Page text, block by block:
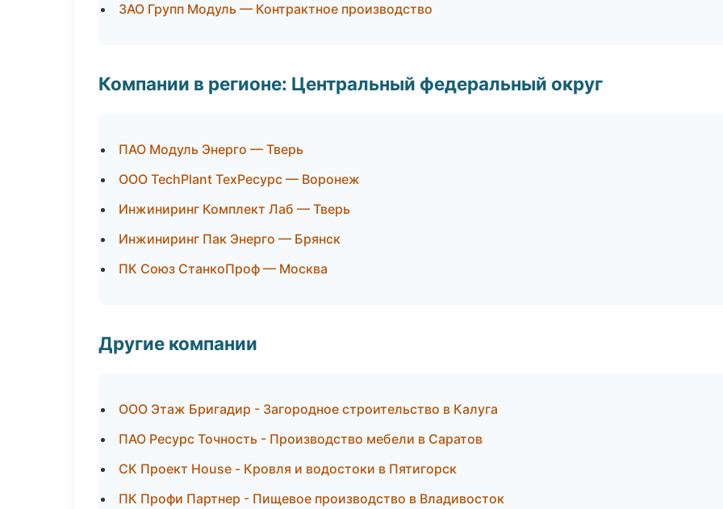
ЗАО Групп Модуль — Контрактное производство
Компании в регионе: Центральный федеральный округ
ПАО Модуль Энерго — Тверь
ООО TechPlant ТехРесурс — Воронеж
Инжиниринг Комплект Лаб — Тверь
Инжиниринг Пак Энерго — Брянск
ПК Союз СтанкоПроф — Москва
Другие компании
ООО Этаж Бригадир - Загородное строительство в Калуга
ПАО Ресурс Точность - Производство мебели в Саратов
СК Проект House - Кровля и водостоки в Пятигорск
ПК Профи Партнер - Пищевое производство в Владивосток